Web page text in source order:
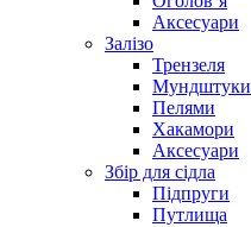
Аксесуари
Залізо
Трензеля
Мундштуки
Пелями
Хакамори
Аксесуари
Збір для сідла
Підпруги
Путлища